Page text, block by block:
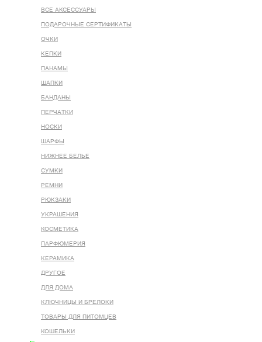
ВСЕ AКСЕССУАРЫ
ПОДАРОЧНЫЕ СЕРТИФИКАТЫ
ОЧКИ
КЕПКИ
ПАНАМЫ
ШАПКИ
БАНДАНЫ
ПЕРЧАТКИ
НОСКИ
ШАРФЫ
НИЖНЕЕ БЕЛЬЕ
СУМКИ
РЕМНИ
РЮКЗАКИ
УКРАШЕНИЯ
КОСМЕТИКА
ПАРФЮМЕРИЯ
КЕРАМИКА
ДРУГОЕ
ДЛЯ ДОМА
КЛЮЧНИЦЫ И БРЕЛОКИ
ТОВАРЫ ДЛЯ ПИТОМЦЕВ
КОШЕЛЬКИ